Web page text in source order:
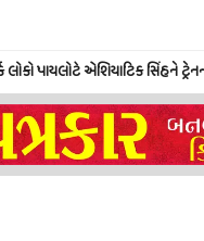
પાયલોટે એશિયાટિક સિંહને
FRANCHISE ROLLS WITH
A POWER-PACKED ENSEMBLE
બ્રોડગેજ કમેટી દ્વારા જીલ્લા